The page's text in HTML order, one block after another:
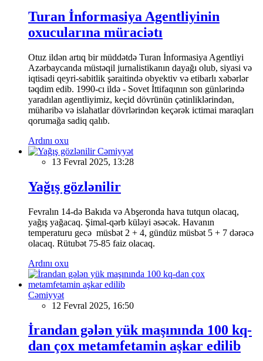
Turan İnformasiya Agentliyinin
oxucularına müraciətı
Otuz ildən artıq bir müddətdə Turan İnformasiya Agentliyi
Azərbaycanda müstəqil jurnalistikanın dayağı olub, siyasi və
iqtisadi qeyri-sabitlik şəraitində obyektiv və etibarlı xəbərlər
təqdim edib. 1990-cı ildə - Sovet İttifaqının son günlərində
yaradılan agentliyimiz, keçid dövrünün çətinliklərindən,
müharibə və islahatlar dövrlərindən keçərək ictimai maraqları
qorumağa sadiq qalıb.
Ardını oxu
Cəmiyyət
13 Fevral 2025, 13:28
Yağış gözlənilir
Fevralın 14-də Bakıda və Abşeronda hava tutqun olacaq,
yağış yağacaq. Şimal-qərb küləyi əsəcək. Havanın
temperaturu gecə müsbət 2 + 4, gündüz müsbət 5 + 7 dərəcə
olacaq. Rütubət 75-85 faiz olacaq.
Ardını oxu
Cəmiyyət
12 Fevral 2025, 16:50
İrandan gələn yük maşınında 100 kq-
dan çox metamfetamin aşkar edilib